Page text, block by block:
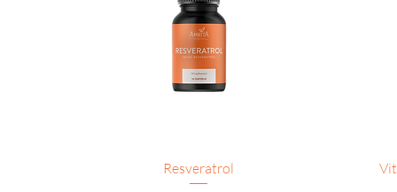
Schnellansicht
Resveratrol